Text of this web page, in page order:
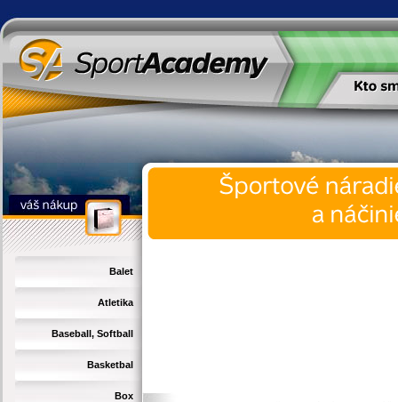
Balet
Atletika
Baseball, Softball
Basketbal
Box